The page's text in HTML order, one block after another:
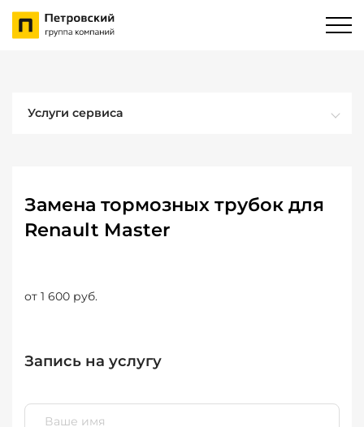
Услуги сервиса
Замена тормозных трубок для
Renault Master
от 1 600 руб.
Запись на услугу